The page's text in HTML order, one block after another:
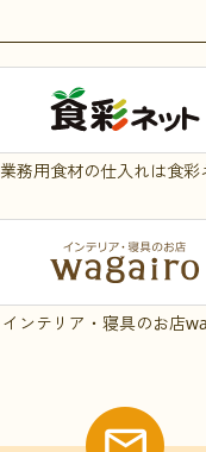
業務用食材の仕入れは食彩
インテリア・寝具のお店